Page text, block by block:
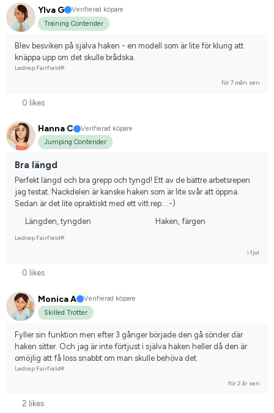
Ylva G
Verifierad köpare
Training Contender
Blev besviken på själva haken - en modell som är lite för klurig att
knäppa upp om det skulle brådska.
Ledrep Fairfield®
för 7 mån. sen
0 likes
Hanna C
Verifierad köpare
Jumping Contender
Bra längd
Perfekt längd och bra grepp och tyngd! Ett av de bättre arbetsrepen
jag testat. Nackdelen är kanske haken som är lite svår att öppna.
Sedan är det lite opraktiskt med ett vitt rep...:-)
Längden, tyngden
Haken, färgen
Ledrep Fairfield®
i fjol
0 likes
Monica A
Verifierad köpare
Skilled Trotter
Fyller sin funktion men efter 3 gånger började den gå sönder där
haken sitter. Och jag är inte förtjust i själva haken heller då den är
omöjlig att få loss snabbt om man skulle behöva det.
Ledrep Fairfield®
för 2 år sen
2 likes